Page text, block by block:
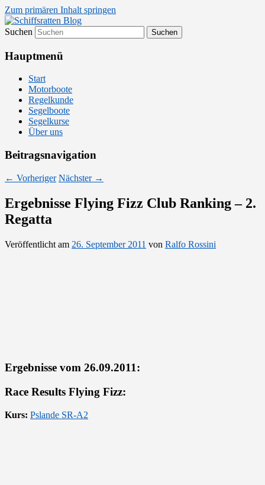
Zum primären Inhalt springen
Schiffsratten Blog
Segelsport in Second Life
Suchen
Hauptmenü
Start
Motorboote
Regelkunde
Segelboote
Segelkurse
Über uns
Beitragsnavigation
← Vorheriger Nächster →
Ergebnisse Flying Fizz Club Ranking – 2.
Regatta
Veröffentlicht am 26. September 2011 von Ralfo Rossini
Ergebnisse vom 26.09.2011:
Race Results Flying Fizz:
Kurs: Pslande SR-A2